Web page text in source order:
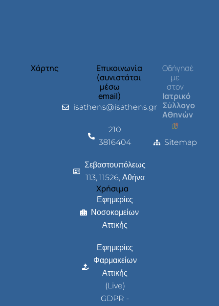
Χάρτης
Επικοινωνία
(συνιστάται
μέσω
email)
isathens@isathens.gr
210
3816404
Σεβαστουπόλεως
113, 11526, Αθήνα
Χρήσιμα
Εφημερίες
Νοσοκομείων
Αττικής
Εφημερίες
Φαρμακείων
Αττικής
(Live)
GDPR -
Οδήγησέ
με
στον
Ιατρικό
Σύλλογο
Αθηνών
Sitemap